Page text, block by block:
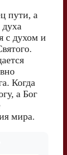
пути, а
духа
с духом и
Когда
а Бог
мира.